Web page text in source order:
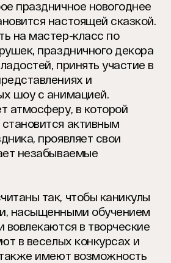
праздничное новогоднее
настоящей сказкой.
на мастер-класс по
праздничного декора
принять участие в
и
шоу с анимацией.
атмосферу, в которой
активным
проявляет свои
незабываемые
так, чтобы каникулы
насыщенными обучением
вовлекаются в творческие
в веселых конкурсах и
имеют возможность